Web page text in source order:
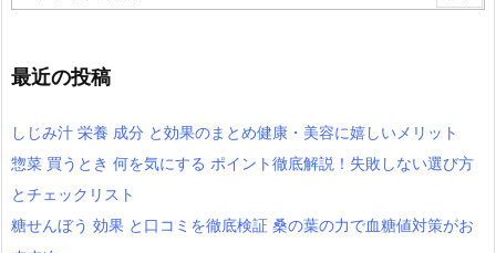
最近の投稿
しじみ汁 栄養 成分 と効果のまとめ健康・美容に嬉しいメリット
惣菜 買うとき 何を気にする ポイント徹底解説！失敗しない選び方
とチェックリスト
糖せんぼう 効果 と口コミを徹底検証 桑の葉の力で血糖値対策がお